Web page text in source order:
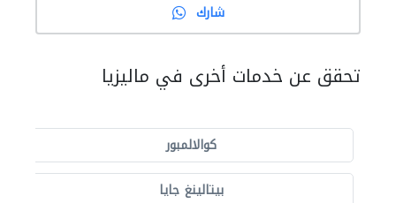
شارك
تحقق عن خدمات أخرى في ماليزيا
كوالالمبور
بيتالينغ جايا